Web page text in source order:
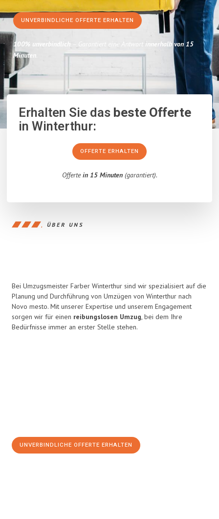
UNVERBINDLICHE OFFERTE ERHALTEN
100% unverbindlich – Garantiert eine Antwort innerhalb von 15
Minuten.
Erhalten Sie dasbeste Offerte
in Winterthur:
OFFERTE ERHALTEN
Offertein 15 Minuten(garantiert).
ÜBER UNS
Bei Umzugsmeister Farber Winterthur sind wir spezialisiert auf die
Planung und Durchführung von Umzügen von Winterthur nach
Novo mesto. Mit unserer Expertise und unserem Engagement
sorgen wir für einen reibungslosen Umzug, bei dem Ihre
Bedürfnisse immer an erster Stelle stehen.
UNVERBINDLICHE OFFERTE ERHALTEN